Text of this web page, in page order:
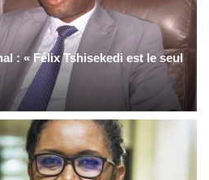
: « Félix Tshisekedi est le seul